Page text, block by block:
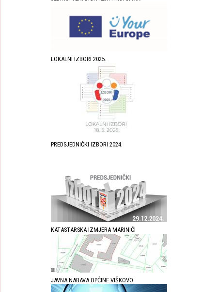
LOKALNI IZBORI 2025.
PREDSJEDNIČKI IZBORI 2024.
KATASTARSKA IZMJERA MARINIĆI
JAVNA NABAVA OPĆINE VIŠKOVO